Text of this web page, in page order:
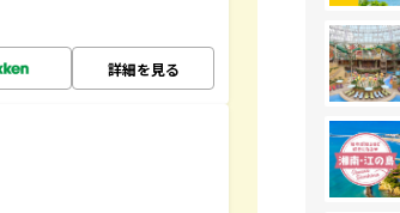
詳細を見る